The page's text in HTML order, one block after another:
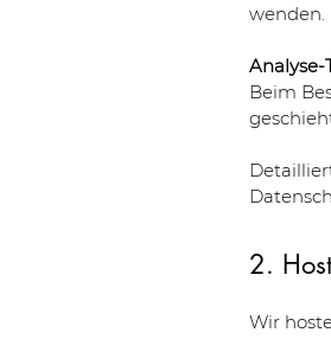
wenden.
Analyse-
Beim
2.
Wir